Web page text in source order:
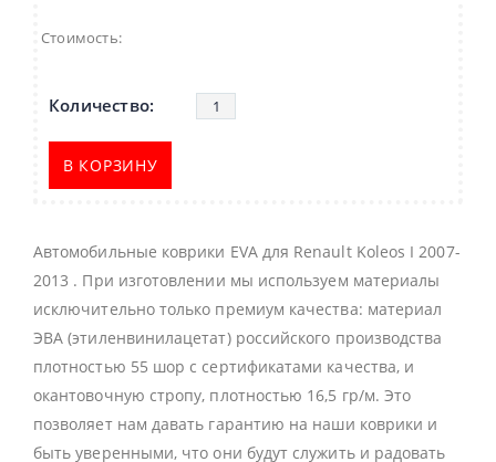
Стоимость:
В КОРЗИНУ
Автомобильные коврики EVA для Renault Koleos I 2007-
2013 . При изготовлении мы используем материалы
исключительно только премиум качества: материал
ЭВА (этиленвинилацетат) российского производства
плотностью 55 шор с сертификатами качества, и
окантовочную стропу, плотностью 16,5 гр/м. Это
позволяет нам давать гарантию на наши коврики и
быть уверенными, что они будут служить и радовать